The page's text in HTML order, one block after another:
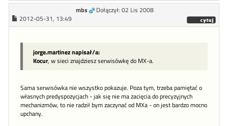
mbs
Dołączył: 02 Lis 2008
2012-05-31, 13:49
jorge.martinez napisał/a:
Kocur, w sieci znajdziesz serwisówkę do MX-a.
Sama serwisówka nie wszystko pokazuje. Poza tym, trzeba pamiętać o
własnych predyspozycjach - jak się nie ma zacięcia do precyzyjnych
mechanizmów, to nie radził bym zaczynać od MXa - on jest bardzo mocno
upchany.